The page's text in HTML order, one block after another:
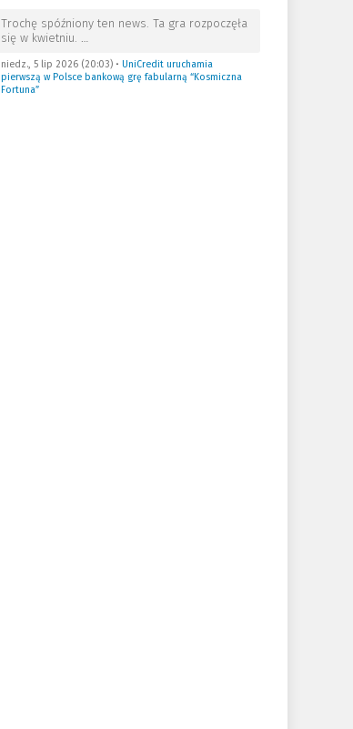
Trochę spóźniony ten news. Ta gra rozpoczęła
się w kwietniu. …
niedz., 5 lip 2026 (20:03)• UniCredit uruchamia
pierwszą w Polsce bankową grę fabularną “Kosmiczna
Fortuna”